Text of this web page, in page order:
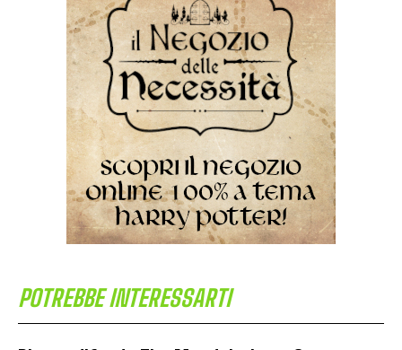
POTREBBE INTERESSARTI